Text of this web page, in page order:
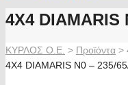
4X4 DIAMARIS
ΚΥΡΛΟΣ Ο.Ε. > Προϊόντα >
4X4 DIAMARIS N0 – 235/